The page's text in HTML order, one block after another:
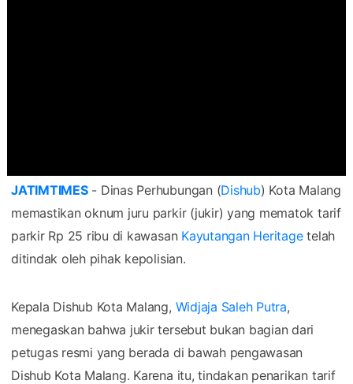
JATIMTIMES- Dinas Perhubungan (Dishub) Kota Malang
memastikan oknum juru parkir (jukir) yang mematok tarif
parkir Rp 25 ribu di kawasan Kayutangan Heritagetelah
ditindak oleh pihak kepolisian.
Kepala Dishub Kota Malang, Widjaja Saleh Putra,
menegaskan bahwa jukir tersebut bukan bagian dari
petugas resmi yang berada di bawah pengawasan
Dishub Kota Malang. Karena itu, tindakan penarikan tarif